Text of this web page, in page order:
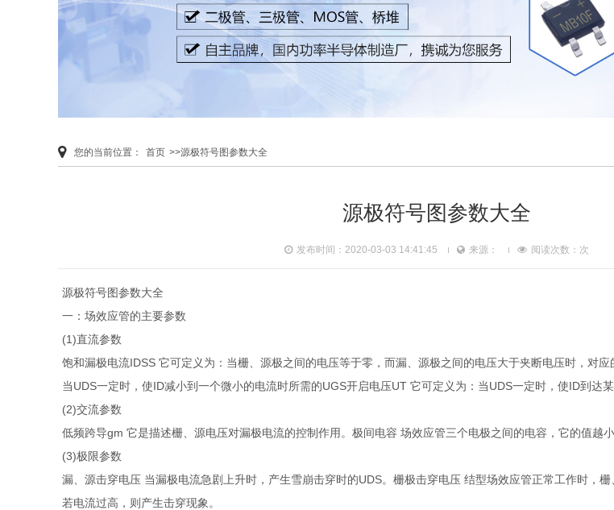
您的当前位置： 首页 >>源极符号图参数大全
源极符号图参数大全
发布时间：2020-03-03 14:41:45 来源： 阅读次数： 次
源极符号图参数大全
一：场效应管的主要参数
(1)直流参数
饱和漏极电流IDSS 它可定义为：当栅、源极之间的电压等于零，而漏、源极之间的电压大于夹断电压时，对应
当UDS一定时，使ID减小到一个微小的电流时所需的UGS开启电压UT 它可定义为：当UDS一定时，使ID到达
(2)交流参数
低频跨导gm 它是描述栅、源电压对漏极电流的控制作用。极间电容 场效应管三个电极之间的电容，它的值越小
(3)极限参数
漏、源击穿电压 当漏极电流急剧上升时，产生雪崩击穿时的UDS。栅极击穿电压 结型场效应管正常工作时，栅
若电流过高，则产生击穿现象。